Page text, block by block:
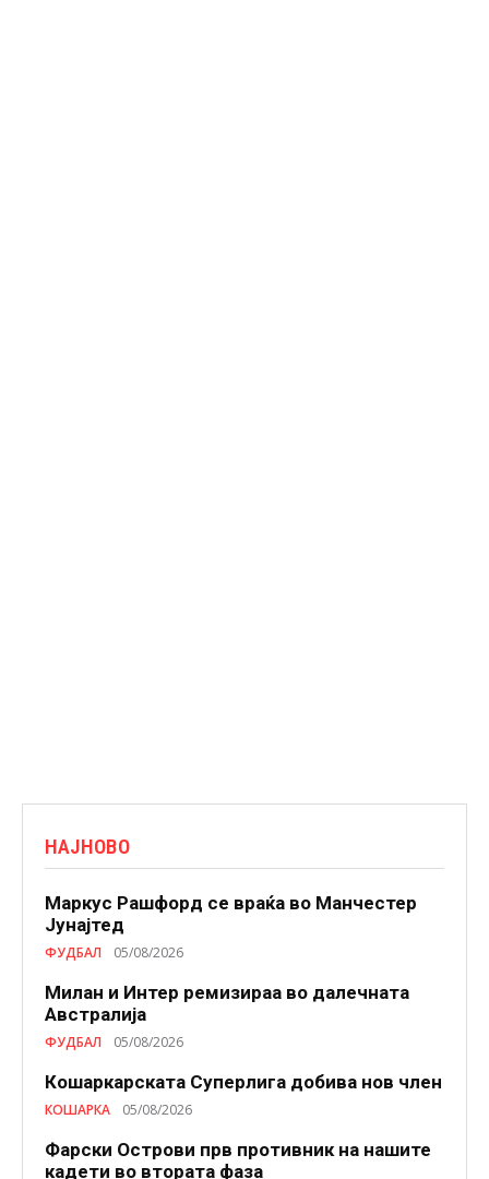
НАЈНОВО
Маркус Рашфорд се враќа во Манчестер
Јунајтед
ФУДБАЛ 05/08/2026
Милан и Интер ремизираа во далечната
Австралија
ФУДБАЛ 05/08/2026
Кошаркарската Суперлига добива нов член
КОШАРКА 05/08/2026
Фарски Острови прв противник на нашите
кадети во втората фаза